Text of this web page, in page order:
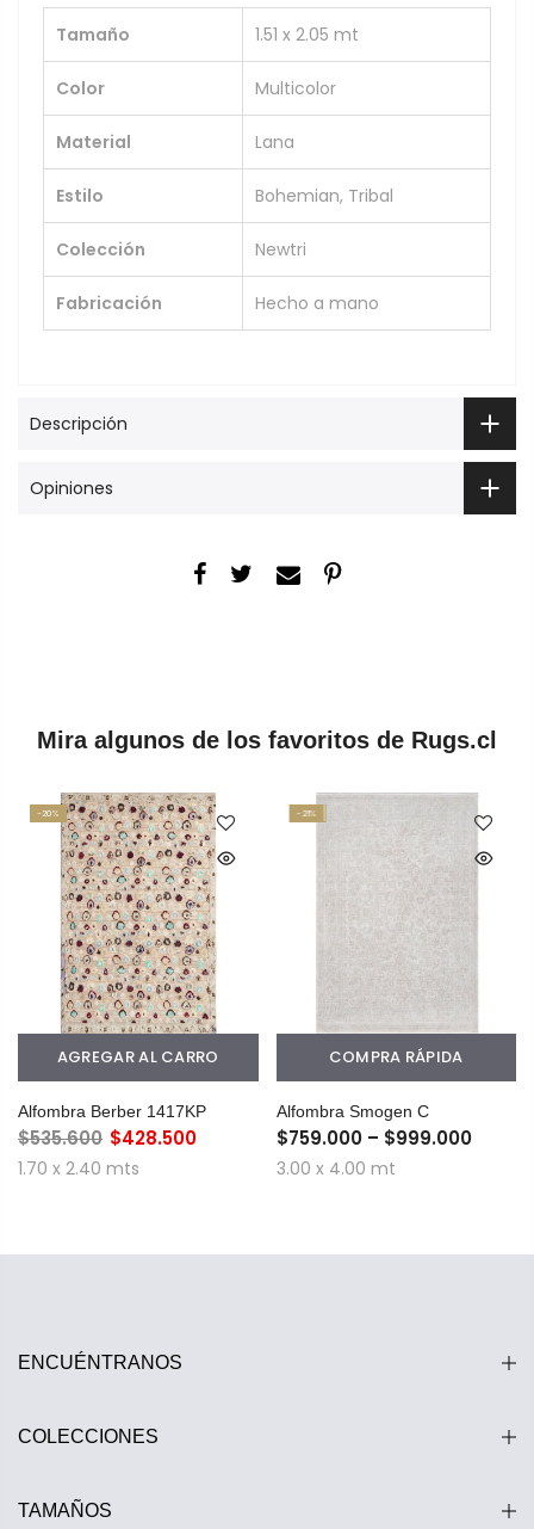
Tamaño 1.51 x 2.05 mt
Color Multicolor
Material Lana
Estilo Bohemian, Tribal
Colección Newtri
Fabricación Hecho a mano
Descripción
Opiniones
Mira algunos de los favoritos de Rugs.cl
-20%
AGREGAR AL CARRO
Alfombra Berber 1417KP
$535.600 $428.500
1.70 x 2.40 mts
-21%
COMPRA RÁPIDA
Alfombra Smogen C
$759.000 – $999.000
3.00 x 4.00 mt
ENCUÉNTRANOS
COLECCIONES
TAMAÑOS